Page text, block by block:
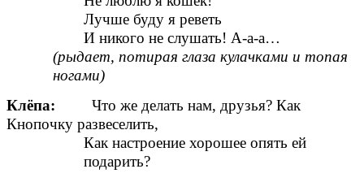
Лучше буду я реветь
И никого не слушать! А-а-а…
(рыдает, потирая глаза кулачками и топая
ногами)
Клёпа:
Что же делать нам, друзья? Как
Кнопочку развеселить,
Как настроение хорошее опять ей
подарить?